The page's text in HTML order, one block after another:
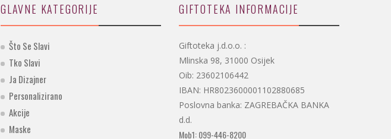
GLAVNE KATEGORIJE
Što Se Slavi
Tko Slavi
Ja Dizajner
Personalizirano
Akcije
Maske
GIFTOTEKA INFORMACIJE
Giftoteka j.d.o.o. :
Mlinska 98, 31000 Osijek
Oib: 23602106442
IBAN: HR8023600001102880685
Poslovna banka: ZAGREBAČKA BANKA
d.d.
Mob1: 099-446-8200